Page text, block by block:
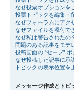
なぜ投票オプションを
投票トピックを編集・
なぜフォーラムにアク
なぜファイルを添付で
なぜ私は警告されたの
問題のある記事をモデ
投稿画面の “セーブ”
なぜ投稿した記事に承
トピックの表示位置を
メッセージ作成とトピ